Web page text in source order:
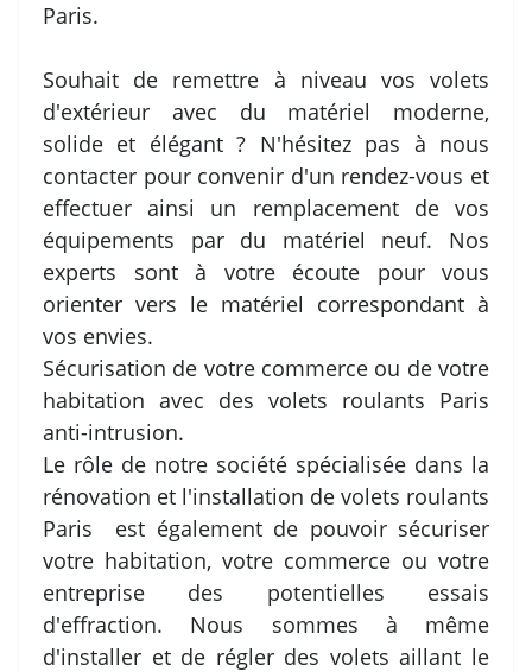
Paris.
Souhait de remettre à niveau vos volets
d'extérieur avec du matériel moderne,
solide et élégant ? N'hésitez pas à nous
contacter pour convenir d'un rendez-vous et
effectuer ainsi un remplacement de vos
équipements par du matériel neuf. Nos
experts sont à votre écoute pour vous
orienter vers le matériel correspondant à
vos envies.
Sécurisation de votre commerce ou de votre
habitation avec des volets roulants Paris
anti-intrusion.
Le rôle de notre société spécialisée dans la
rénovation et l'installation de volets roulants
Paris est également de pouvoir sécuriser
votre habitation, votre commerce ou votre
entreprise des potentielles essais
d'effraction. Nous sommes à même
d'installer et de régler des volets aillant le